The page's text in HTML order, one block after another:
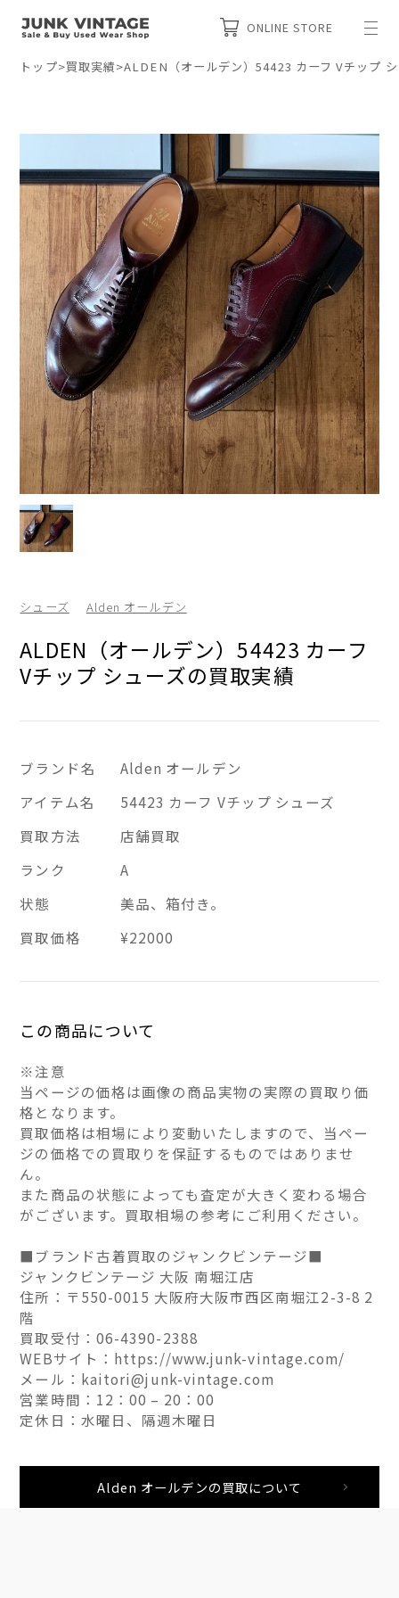
ONLINE STORE
トップ>買取実績>ALDEN（オールデン）54423 カーフ Vチップ
シューズ Alden オールデン
ALDEN（オールデン）54423 カーフ
Vチップ シューズの買取実績
ブランド名
Alden オールデン
アイテム名
54423 カーフ Vチップ シューズ
買取方法
店舗買取
ランク
A
状態
美品、箱付き。
買取価格
¥22000
この商品について
※注意
当ページの価格は画像の商品実物の実際の買取り価
格となります。
買取価格は相場により変動いたしますので、当ペー
ジの価格での買取りを保証するものではありませ
ん。
また商品の状態によっても査定が大きく変わる場合
がございます。買取相場の参考にご利用ください。
■ブランド古着買取のジャンクビンテージ■
ジャンクビンテージ 大阪 南堀江店
住所：〒550-0015 大阪府大阪市西区南堀江2-3-8 2
階
買取受付：06-4390-2388
WEBサイト：https://www.junk-vintage.com/
メール：kaitori@junk-vintage.com
営業時間：12：00 – 20：00
定休日：水曜日、隔週木曜日
Alden オールデンの買取について